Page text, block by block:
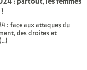
!
: face aux attaques du
des droites et